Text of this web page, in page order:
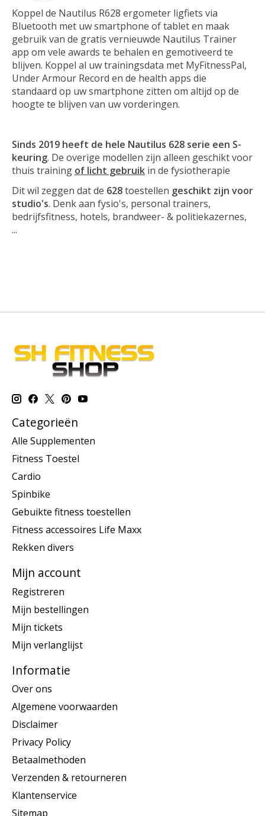
Koppel de Nautilus R628 ergometer ligfiets via
Bluetooth met uw smartphone of tablet en maak
gebruik van de gratis vernieuwde Nautilus Trainer
app om vele awards te behalen en gemotiveerd te
blijven. Koppel al uw trainingsdata met MyFitnessPal,
Under Armour Record en de health apps die
standaard op uw smartphone zitten om altijd op de
hoogte te blijven van uw vorderingen.
Sinds 2019 heeft de hele Nautilus 628 serie een S-
keuring. De overige modellen zijn alleen geschikt voor
thuis training of licht gebruik in de fysiotherapie
Dit wil zeggen dat de 628toestellen geschikt zijn voor
studio's. Denk aan fysio's, personal trainers,
bedrijfsfitness, hotels, brandweer- & politiekazernes,
...
Categorieën
Alle Supplementen
Fitness Toestel
Cardio
Spinbike
Gebuikte fitness toestellen
Fitness accessoires Life Maxx
Rekken divers
Mijn account
Registreren
Mijn bestellingen
Mijn tickets
Mijn verlanglijst
Informatie
Over ons
Algemene voorwaarden
Disclaimer
Privacy Policy
Betaalmethoden
Verzenden & retourneren
Klantenservice
Sitemap